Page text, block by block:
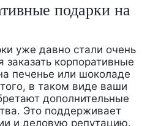
подарки на
уже давно стали очень
корпоративные
печенье или шоколаде
в таком виде ваши
дополнительные
Это поддерживает
и деловую репутацию.